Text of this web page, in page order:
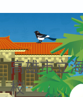
高雄市立
校